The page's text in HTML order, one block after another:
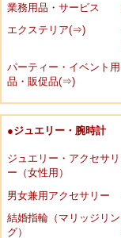
業務用品・サービス
エクステリア(⇒)
パーティー・イベント用
品・販促品(⇒)
●ジュエリー・腕時計
ジュエリー・アクセサリ
ー（女性用）
男女兼用アクセサリー
結婚指輪（マリッジリン
グ）